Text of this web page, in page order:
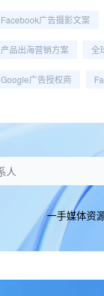
Facebook广告摄影文案
产品出海营销方案 全
Google广告授权商
一手媒体资